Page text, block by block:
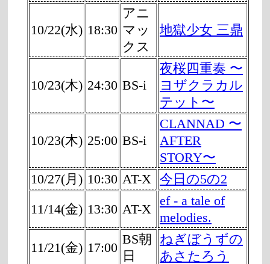
10/22(水) 18:30
アニ
マッ
クス
地獄少女 三鼎
10/23(木) 24:30 BS-i
夜桜四重奏 〜
ヨザクラカル
テット〜
10/23(木) 25:00 BS-i
CLANNAD 〜
AFTER
STORY〜
10/27(月) 10:30 AT-X 今日の5の2
11/14(金) 13:30 AT-X
ef - a tale of
melodies.
11/21(金) 17:00
BS朝
日
ねぎぼうずの
あさたろう